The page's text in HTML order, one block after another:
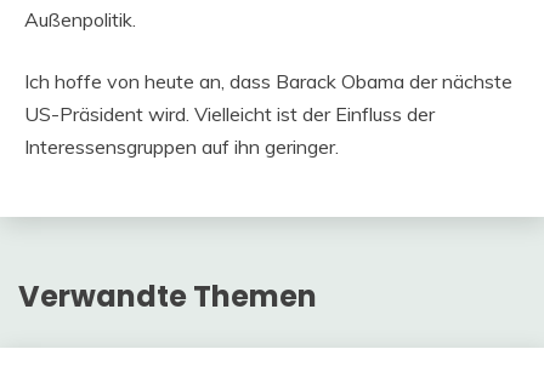
Außenpolitik.
Ich hoffe von heute an, dass Barack Obama der nächste
US-Präsident wird. Vielleicht ist der Einfluss der
Interessensgruppen auf ihn geringer.
Verwandte Themen